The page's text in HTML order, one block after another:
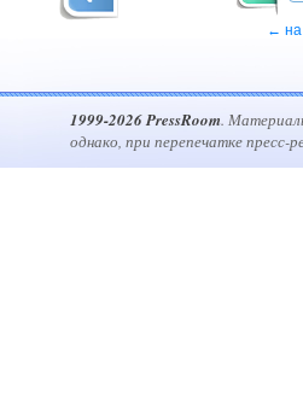
← на
1999-2026 PressRoom.
однако, при перепечатке пресс-